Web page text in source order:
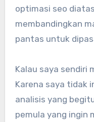
optimasi seo
membandingkan
pantas untuk
Kalau saya sendiri
Karena saya tidak
analisis yang
pemula yang ingin